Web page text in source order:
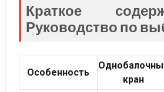
Краткое
Руководство по
Особенность
кран